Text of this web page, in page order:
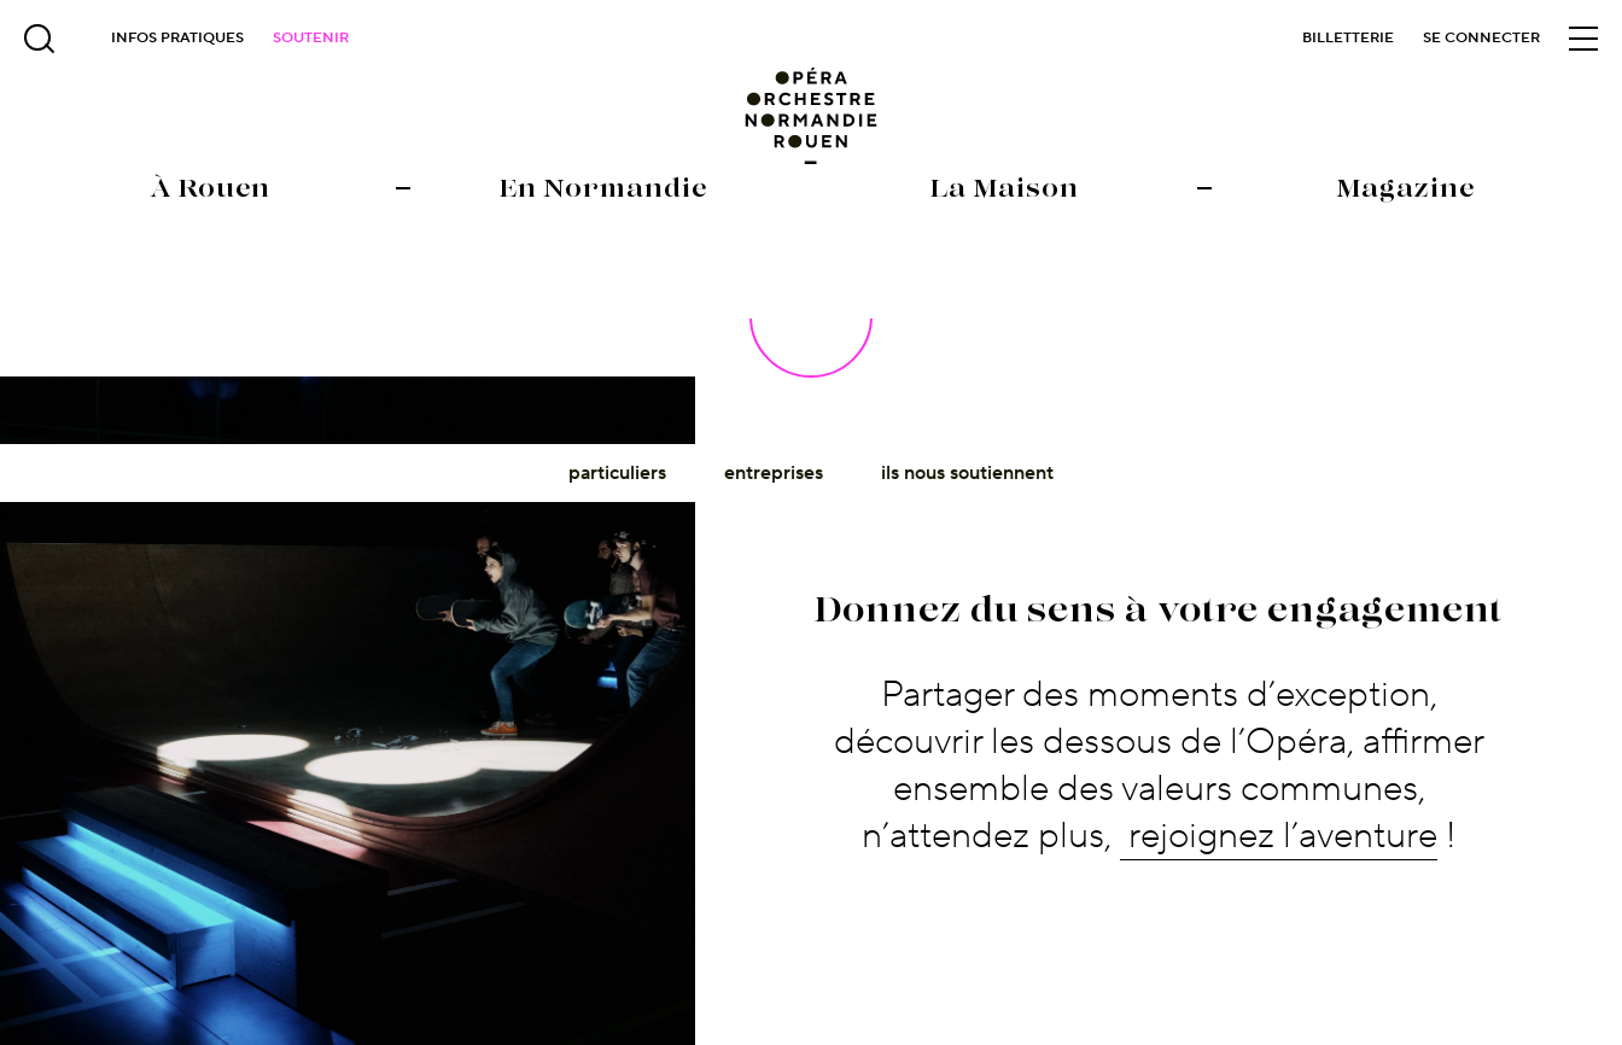
INFOS PRATIQUES SOUTENIR BILLETTERIE SE CONNECTER
À Rouen En Normandie La Maison Magazine
particuliers entreprises ils nous soutiennent
Donnez du sens à votre engagement
Donnez du sens à votre engagement
Partager des moments d’exception,
découvrir les dessous de l’Opéra, affirmer
ensemble des valeurs communes,
n’attendez plus, rejoignez l’aventure !